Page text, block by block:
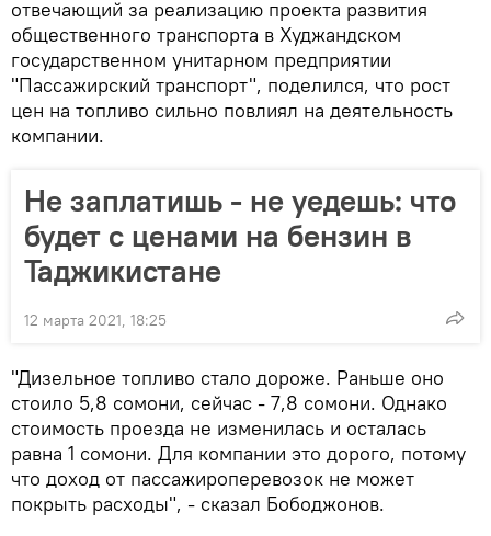
отвечающий за реализацию проекта развития
общественного транспорта в Худжандском
государственном унитарном предприятии
"Пассажирский транспорт", поделился, что рост
цен на топливо сильно повлиял на деятельность
компании.
Не заплатишь - не уедешь: что
будет с ценами на бензин в
Таджикистане
12 марта 2021, 18:25
"Дизельное топливо стало дороже. Раньше оно
стоило 5,8 сомони, сейчас - 7,8 сомони. Однако
стоимость проезда не изменилась и осталась
равна 1 сомони. Для компании это дорого, потому
что доход от пассажироперевозок не может
покрыть расходы", - сказал Бободжонов.